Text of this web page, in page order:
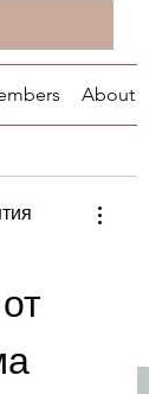
About